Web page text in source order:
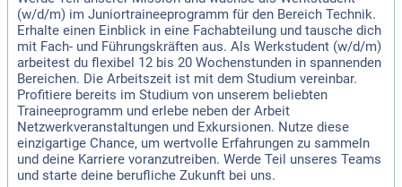
(w/d/m) im Juniortraineeprogramm für den Bereich Technik.
Erhalte einen Einblick in eine Fachabteilung und tausche dich
mit Fach- und Führungskräften aus. Als Werkstudent (w/d/m)
arbeitest du flexibel 12 bis 20 Wochenstunden in spannenden
Bereichen. Die Arbeitszeit ist mit dem Studium vereinbar.
Profitiere bereits im Studium von unserem beliebten
Traineeprogramm und erlebe neben der Arbeit
Netzwerkveranstaltungen und Exkursionen. Nutze diese
einzigartige Chance, um wertvolle Erfahrungen zu sammeln
und deine Karriere voranzutreiben. Werde Teil unseres Teams
und starte deine berufliche Zukunft bei uns.